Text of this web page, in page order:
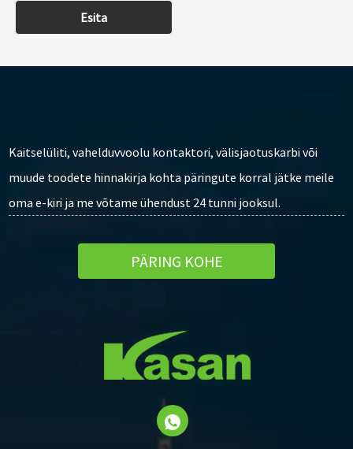
Esita
Kaitselüliti, vahelduvvoolu kontaktori, välisjaotuskarbi või
muude toodete hinnakirja kohta päringute korral jätke meile
oma e-kiri ja me võtame ühendust 24 tunni jooksul.
PÄRING KOHE